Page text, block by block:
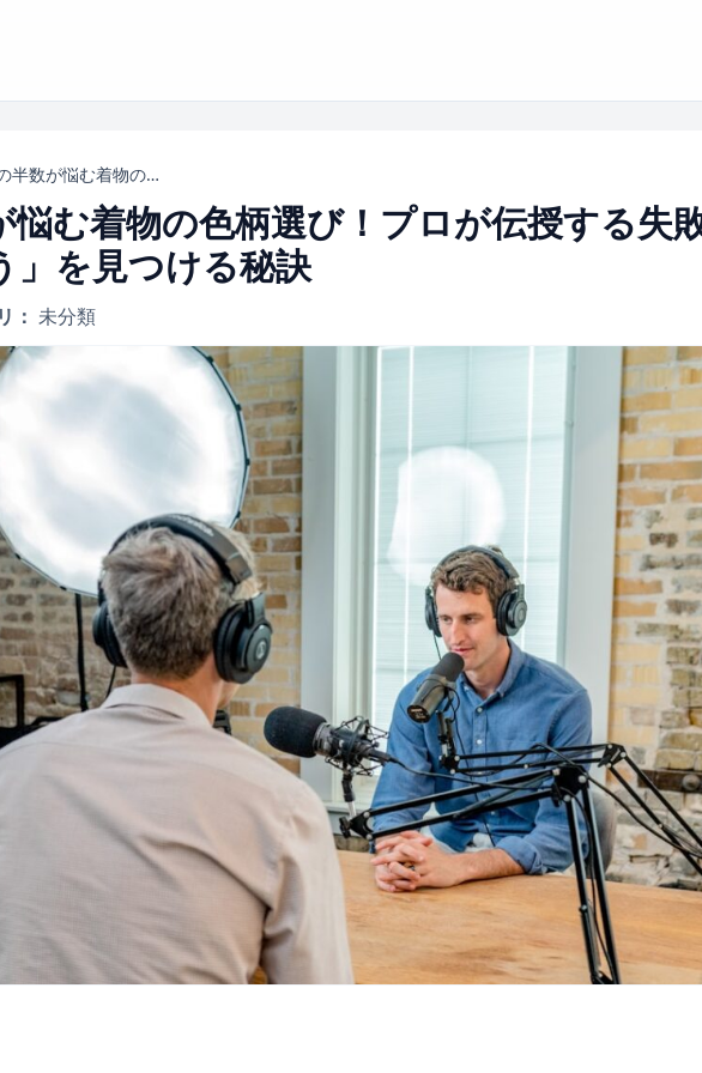
保護者の半数が悩む着物の色柄選び！プロが伝授する失敗しない「似合う」を見つける秘訣
悩む着物の色柄選び！プロが伝授する失
」を見つける秘訣
： 未分類